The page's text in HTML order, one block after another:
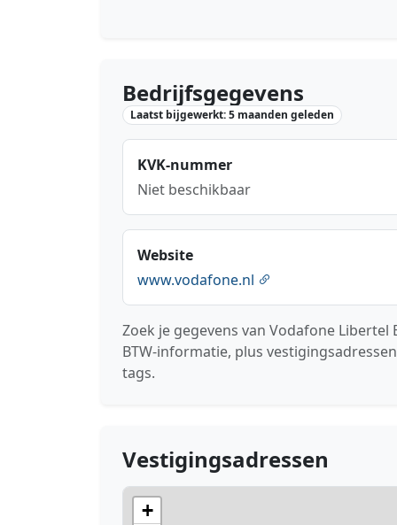
Bedrijfsgegevens
Laatst bijgewerkt: 5 maanden geleden
KVK-nummer
Niet beschikbaar
Website
www.vodafone.nl
Zoek je gegevens van Vodafone Libertel
BTW-informatie, plus
tags.
Vestigingsadressen
+